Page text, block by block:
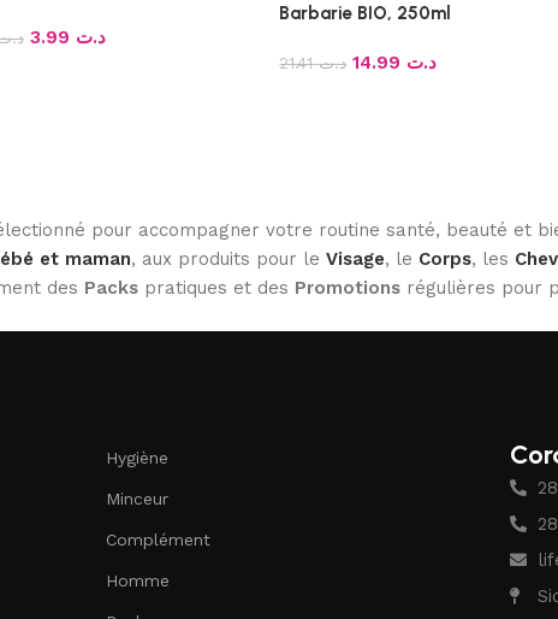
د.ت
Barbarie BIO, 250ml
د.ت21.41 د.ت
pour accompagner votre routine santé, beauté et
et maman, aux produits pour le Visage, le Corps, les
des Packs pratiques et des Promotions régulières pour
Hygiène
Minceur
Complément
Homme